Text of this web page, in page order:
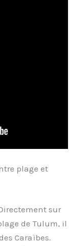
plage et
sur
de Tulum, il
Caraïbes.